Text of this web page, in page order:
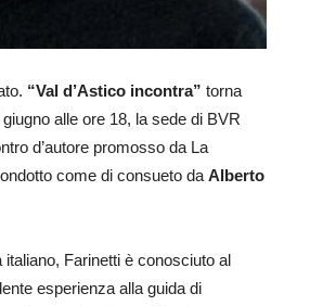
“Val d’Astico incontra” torna
alle ore 18, la sede di BVR
d’autore promosso da La
come di consueto da Alberto
italiano, Farinetti è conosciuto al
esperienza alla guida di